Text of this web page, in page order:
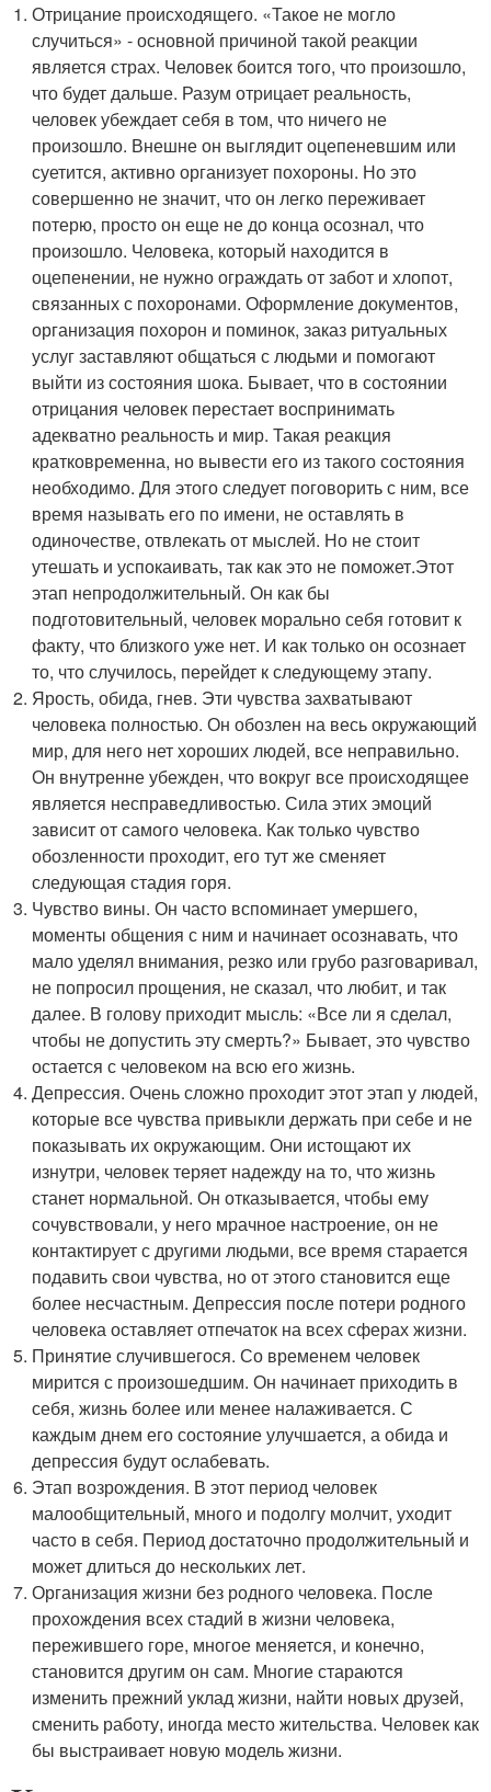
Отрицание происходящего. «Такое не могло
случиться» - основной причиной такой реакции
является страх. Человек боится того, что произошло,
что будет дальше. Разум отрицает реальность,
человек убеждает себя в том, что ничего не
произошло. Внешне он выглядит оцепеневшим или
суетится, активно организует похороны. Но это
совершенно не значит, что он легко переживает
потерю, просто он еще не до конца осознал, что
произошло. Человека, который находится в
оцепенении, не нужно ограждать от забот и хлопот,
связанных с похоронами. Оформление документов,
организация похорон и поминок, заказ ритуальных
услуг заставляют общаться с людьми и помогают
выйти из состояния шока. Бывает, что в состоянии
отрицания человек перестает воспринимать
адекватно реальность и мир. Такая реакция
кратковременна, но вывести его из такого состояния
необходимо. Для этого следует поговорить с ним, все
время называть его по имени, не оставлять в
одиночестве, отвлекать от мыслей. Но не стоит
утешать и успокаивать, так как это не поможет.Этот
этап непродолжительный. Он как бы
подготовительный, человек морально себя готовит к
факту, что близкого уже нет. И как только он осознает
то, что случилось, перейдет к следующему этапу.
Ярость, обида, гнев. Эти чувства захватывают
человека полностью. Он обозлен на весь окружающий
мир, для него нет хороших людей, все неправильно.
Он внутренне убежден, что вокруг все происходящее
является несправедливостью. Сила этих эмоций
зависит от самого человека. Как только чувство
обозленности проходит, его тут же сменяет
следующая стадия горя.
Чувство вины. Он часто вспоминает умершего,
моменты общения с ним и начинает осознавать, что
мало уделял внимания, резко или грубо разговаривал,
не попросил прощения, не сказал, что любит, и так
далее. В голову приходит мысль: «Все ли я сделал,
чтобы не допустить эту смерть?» Бывает, это чувство
остается с человеком на всю его жизнь.
Депрессия. Очень сложно проходит этот этап у людей,
которые все чувства привыкли держать при себе и не
показывать их окружающим. Они истощают их
изнутри, человек теряет надежду на то, что жизнь
станет нормальной. Он отказывается, чтобы ему
сочувствовали, у него мрачное настроение, он не
контактирует с другими людьми, все время старается
подавить свои чувства, но от этого становится еще
более несчастным. Депрессия после потери родного
человека оставляет отпечаток на всех сферах жизни.
Принятие случившегося. Со временем человек
мирится с произошедшим. Он начинает приходить в
себя, жизнь более или менее налаживается. С
каждым днем его состояние улучшается, а обида и
депрессия будут ослабевать.
Этап возрождения. В этот период человек
малообщительный, много и подолгу молчит, уходит
часто в себя. Период достаточно продолжительный и
может длиться до нескольких лет.
Организация жизни без родного человека. После
прохождения всех стадий в жизни человека,
пережившего горе, многое меняется, и конечно,
становится другим он сам. Многие стараются
изменить прежний уклад жизни, найти новых друзей,
сменить работу, иногда место жительства. Человек как
бы выстраивает новую модель жизни.